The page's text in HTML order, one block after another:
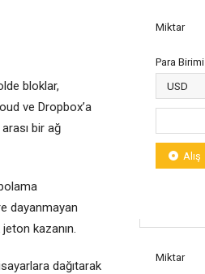
bloklar,
ve Dropbox’a
bir ağ
dayanmayan
kazanın.
dağıtarak
Miktar
Para Birimi
Alış
Miktar